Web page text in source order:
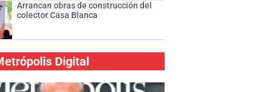
Arrancan obras de construcción del
colector Casa Blanca
Digital